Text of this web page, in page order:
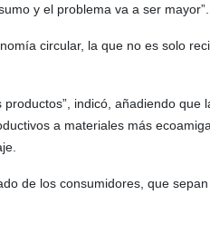
y el problema va a ser mayor”.
circular, la que no es solo
indicó, añadiendo que
a materiales más
de los consumidores, que